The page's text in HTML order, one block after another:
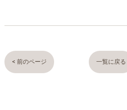
< 前のページ 一覧に戻る